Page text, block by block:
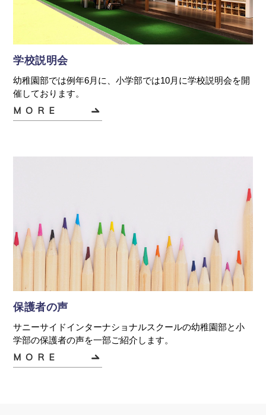
学校説明会
幼稚園部では例年6月に、小学部では10月に学校説明会を開
催しております。
MORE
保護者の声
サニーサイドインターナショナルスクールの幼稚園部と小
学部の保護者の声を一部ご紹介します。
MORE